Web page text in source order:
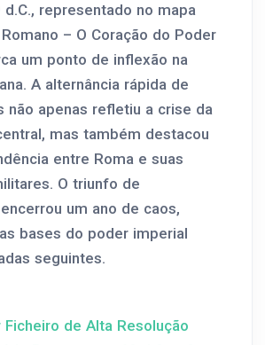
d.C., representado no mapa
– O Coração do Poder
um ponto de inflexão na
A alternância rápida de
não apenas refletiu a crise da
mas também destacou
entre Roma e suas
O triunfo de
um ano de caos,
bases do poder imperial
seguintes.
Ficheiro de Alta Resolução